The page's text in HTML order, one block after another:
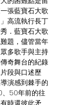
張藍寶石大歌
高流執行長丁
．藍寶石大歌
題，儘管當年
多歌手與主持
奇舞台的紀錄
段與口述歷
演感到棘手的
、50年前的往
時還彼此矛